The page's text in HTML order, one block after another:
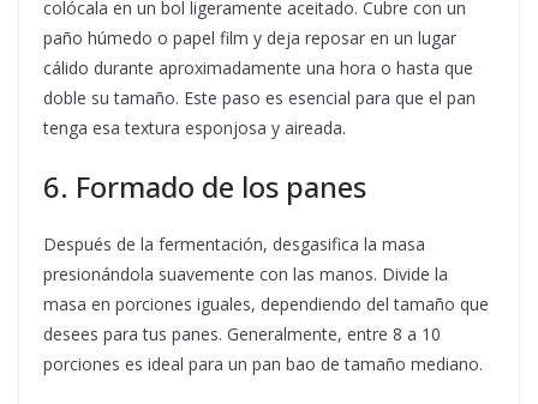
colócala en un bol ligeramente aceitado. Cubre con un
paño húmedo o papel film y deja reposar en un lugar
cálido durante aproximadamente una hora o hasta que
doble su tamaño. Este paso es esencial para que el pan
tenga esa textura esponjosa y aireada.
6. Formado de los panes
Después de la fermentación, desgasifica la masa
presionándola suavemente con las manos. Divide la
masa en porciones iguales, dependiendo del tamaño que
desees para tus panes. Generalmente, entre 8 a 10
porciones es ideal para un pan bao de tamaño mediano.